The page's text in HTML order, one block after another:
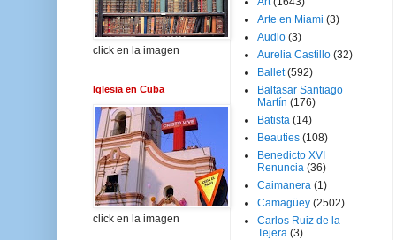
click en la imagen
Iglesia en Cuba
click en la imagen
Arte en Miami (3)
Audio (3)
Aurelia Castillo (32)
Ballet (592)
Baltasar Santiago
Martín (176)
Batista (14)
Beauties (108)
Benedicto XVI
Renuncia (36)
Caimanera (1)
Camagüey (2502)
Carlos Ruiz de la
Tejera (3)